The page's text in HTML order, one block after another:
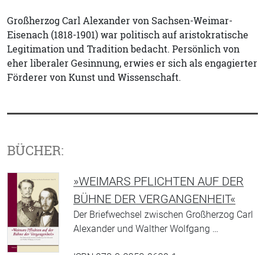
Großherzog Carl Alexander von Sachsen-Weimar-
Eisenach (1818-1901) war politisch auf aristokratische
Legitimation und Tradition bedacht. Persönlich von
eher liberaler Gesinnung, erwies er sich als engagierter
Förderer von Kunst und Wissenschaft.
BÜCHER:
»WEIMARS PFLICHTEN AUF DER
BÜHNE DER VERGANGENHEIT«
Der Briefwechsel zwischen Großherzog Carl
Alexander und Walther Wolfgang …